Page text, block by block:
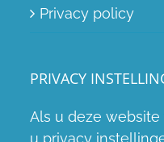
Privacy policy
PRIVACY
Als u deze
u privacy